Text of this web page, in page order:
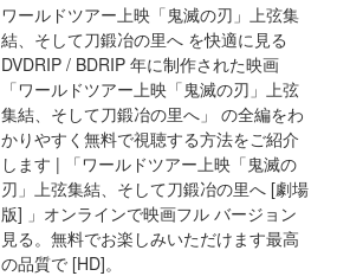
ワールドツアー上映「鬼滅の刃」上弦集
結、そして刀鍛冶の里へ を快適に見る
DVDRIP / BDRIP 年に制作された映画
「ワールドツアー上映「鬼滅の刃」上弦
集結、そして刀鍛冶の里へ」 の全編をわ
かりやすく無料で視聴する方法をご紹介
します | 「ワールドツアー上映「鬼滅の
刃」上弦集結、そして刀鍛冶の里へ [劇場
版] 」オンラインで映画フル バージョン
見る。無料でお楽しみいただけます最高
の品質で [HD]。